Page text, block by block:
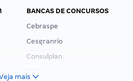
BANCAS DE CONCURSOS
Cebraspe
Cesgranrio
Consulplan
mais